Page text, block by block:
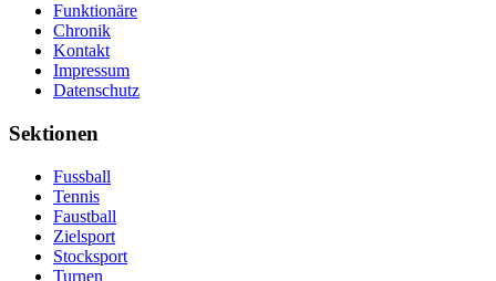
Funktionäre
Chronik
Kontakt
Impressum
Datenschutz
Sektionen
Fussball
Tennis
Faustball
Zielsport
Stocksport
Turnen